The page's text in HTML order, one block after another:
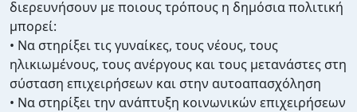
διερευνήσουν με ποιους τρόπους η δημόσια πολιτική
μπορεί:
• Να στηρίξει τις γυναίκες, τους νέους, τους
ηλικιωμένους, τους ανέργους και τους μετανάστες στη
σύσταση επιχειρήσεων και στην αυτοαπασχόληση
• Να στηρίξει την ανάπτυξη κοινωνικών επιχειρήσεων